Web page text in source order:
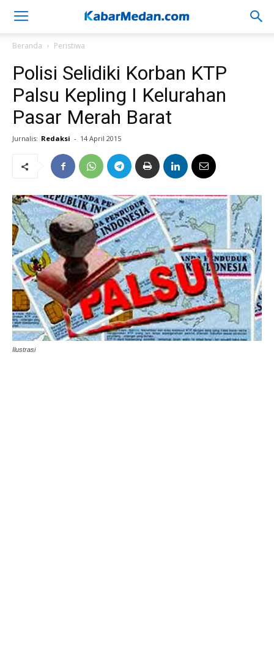
Beranda Peristiwa
Polisi Selidiki Korban KTP
Palsu Kepling I Kelurahan
Pasar Merah Barat
Jurnalis: Redaksi - 14 April 2015
Ilustrasi